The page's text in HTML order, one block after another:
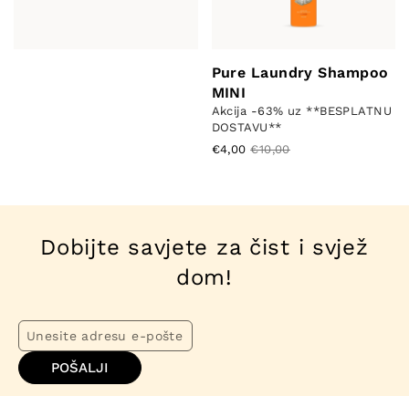
Pure Laundry Shampoo
MINI
Akcija -63% uz **BESPLATNU
DOSTAVU**
€4,00 €10,00
Dobijte savjete za čist i svjež
dom!
POŠALJI